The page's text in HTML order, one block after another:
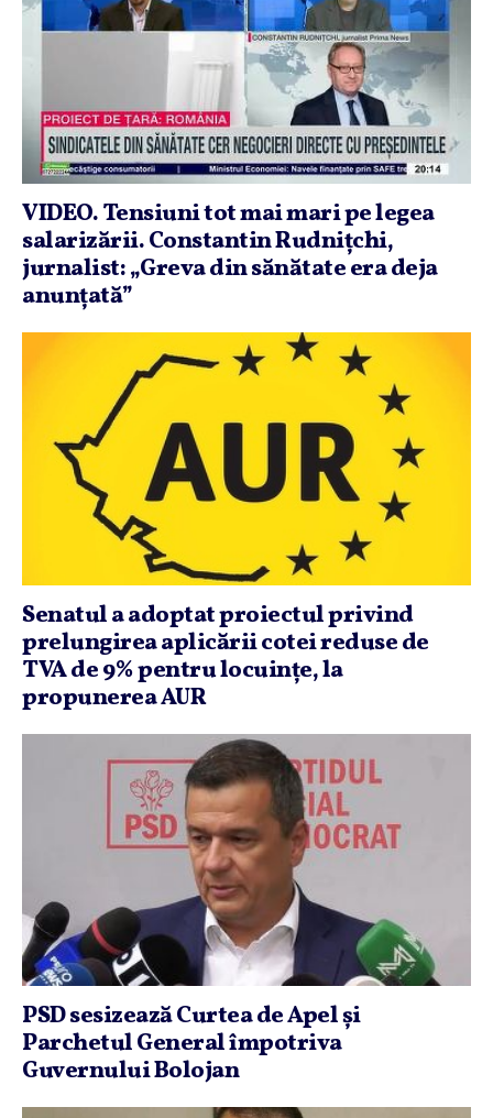
VIDEO. Tensiuni tot mai mari pe legea
salarizării. Constantin Rudniţchi,
jurnalist: „Greva din sănătate era deja
anunţată”
Senatul a adoptat proiectul privind
prelungirea aplicării cotei reduse de
TVA de 9% pentru locuinţe, la
propunerea AUR
PSD sesizează Curtea de Apel şi
Parchetul General împotriva
Guvernului Bolojan